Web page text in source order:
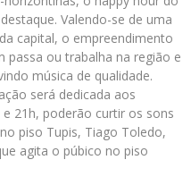
Valendo-se de uma
capital, o empreendimento
passa ou trabalha na região e
música de qualidade.
será dedicada aos
21h, poderão curtir os sons
piso Tupis, Tiago Toledo,
agita o púbico no piso